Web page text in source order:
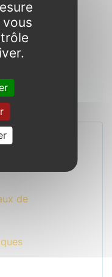
en Brocéliande
de
vous